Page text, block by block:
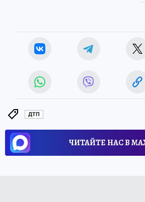
ДТП
ЧИТАЙТЕ НАС В